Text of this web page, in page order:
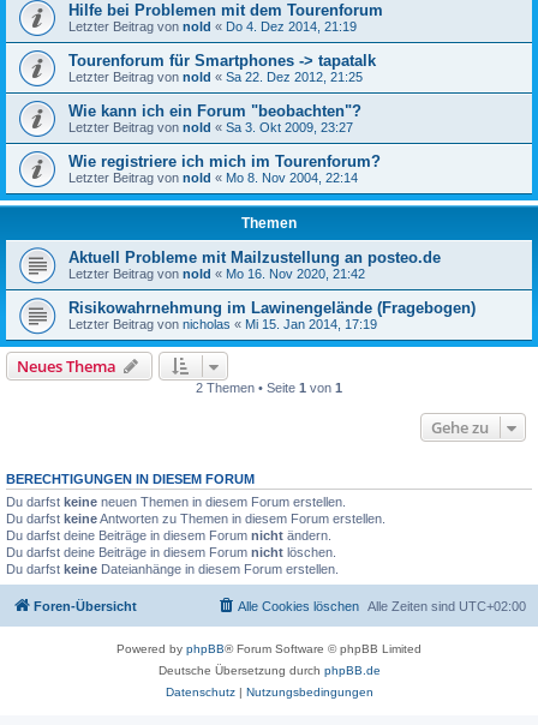
Hilfe bei Problemen mit dem Tourenforum
Letzter Beitrag von nold « Do 4. Dez 2014, 21:19
Tourenforum für Smartphones -> tapatalk
Letzter Beitrag von nold « Sa 22. Dez 2012, 21:25
Wie kann ich ein Forum "beobachten"?
Letzter Beitrag von nold « Sa 3. Okt 2009, 23:27
Wie registriere ich mich im Tourenforum?
Letzter Beitrag von nold « Mo 8. Nov 2004, 22:14
Themen
Aktuell Probleme mit Mailzustellung an posteo.de
Letzter Beitrag von nold « Mo 16. Nov 2020, 21:42
Risikowahrnehmung im Lawinengelände (Fragebogen)
Letzter Beitrag von nicholas « Mi 15. Jan 2014, 17:19
Neues Thema
2 Themen • Seite 1 von 1
Gehe zu
BERECHTIGUNGEN IN DIESEM FORUM
Du darfst keine neuen Themen in diesem Forum erstellen.
Du darfst keineAntworten zu Themen in diesem Forum erstellen.
Du darfst deine Beiträge in diesem Forum nicht ändern.
Du darfst deine Beiträge in diesem Forum nicht löschen.
Du darfst keine Dateianhänge in diesem Forum erstellen.
Foren-Übersicht Alle Zeiten sind UTC+02:00
Alle Cookies löschen
Powered by phpBB® Forum Software © phpBB Limited
Deutsche Übersetzung durch phpBB.de
Datenschutz| Nutzungsbedingungen